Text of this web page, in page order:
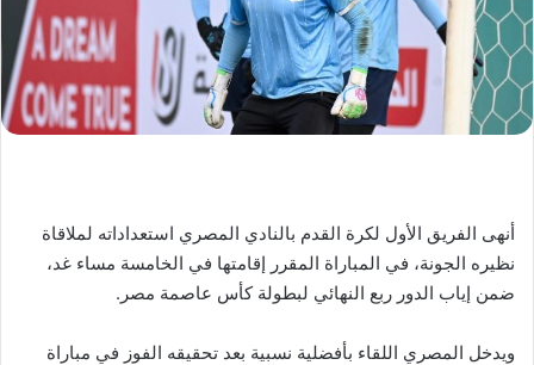
أنهى الفريق الأول لكرة القدم بالنادي المصري استعداداته لملاقاة
نظيره الجونة، في المباراة المقرر إقامتها في الخامسة مساء غد،
ضمن إياب الدور ربع النهائي لبطولة كأس عاصمة مصر.
ويدخل المصري اللقاء بأفضلية نسبية بعد تحقيقه الفوز في مباراة